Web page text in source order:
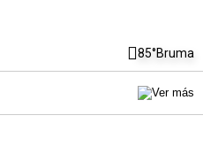
85°Bruma